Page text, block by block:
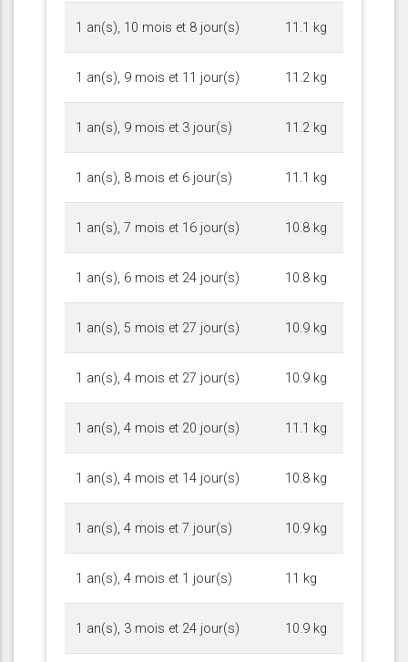
1 an(s), 10 mois et 8 jour(s) 11.1 kg
1 an(s), 9 mois et 11 jour(s) 11.2 kg
1 an(s), 9 mois et 3 jour(s) 11.2 kg
1 an(s), 8 mois et 6 jour(s) 11.1 kg
1 an(s), 7 mois et 16 jour(s) 10.8 kg
1 an(s), 6 mois et 24 jour(s) 10.8 kg
1 an(s), 5 mois et 27 jour(s) 10.9 kg
1 an(s), 4 mois et 27 jour(s) 10.9 kg
1 an(s), 4 mois et 20 jour(s) 11.1 kg
1 an(s), 4 mois et 14 jour(s) 10.8 kg
1 an(s), 4 mois et 7 jour(s) 10.9 kg
1 an(s), 4 mois et 1 jour(s) 11 kg
1 an(s), 3 mois et 24 jour(s) 10.9 kg